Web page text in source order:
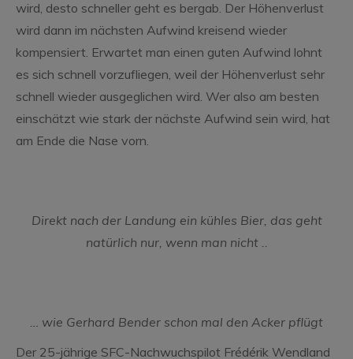
wird, desto schneller geht es bergab. Der Höhenverlust
wird dann im nächsten Aufwind kreisend wieder
kompensiert. Erwartet man einen guten Aufwind lohnt
es sich schnell vorzufliegen, weil der Höhenverlust sehr
schnell wieder ausgeglichen wird. Wer also am besten
einschätzt wie stark der nächste Aufwind sein wird, hat
am Ende die Nase vorn.
Direkt nach der Landung ein kühles Bier, das geht
natürlich nur, wenn man nicht ..
… wie Gerhard Bender schon mal den Acker pflügt
Der 25-jährige SFC-Nachwuchspilot Frédérik Wendland